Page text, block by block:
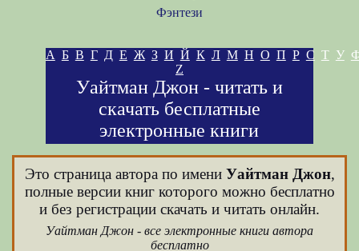
Фэнтези
А Б В Г Д Е Ж З И Й К Л М Н О П Р С Т У
Z
Уайтман Джон - читать и
скачать бесплатные
электронные книги
Это страница автора по имени Уайтман Джон,
полные версии книг которого можно бесплатно
и без регистрации скачать и читать онлайн.
Уайтман Джон - все электронные книги автора
бесплатно